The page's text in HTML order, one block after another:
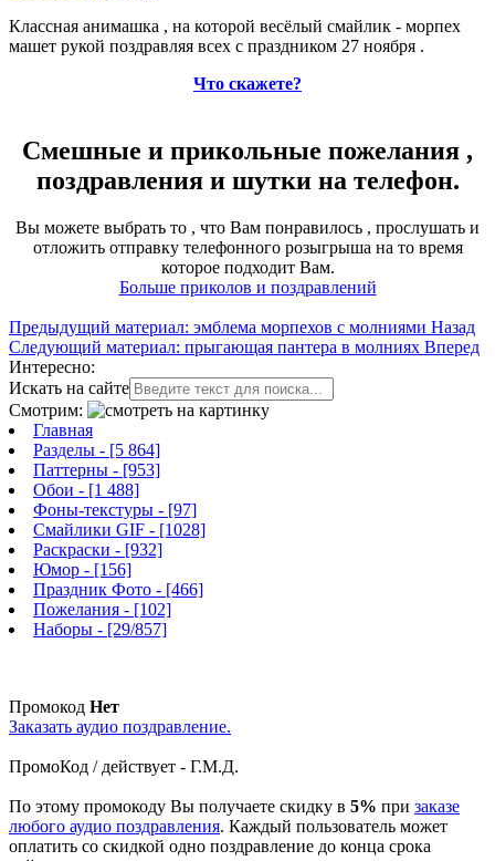
Классная анимашка , на которой весёлый смайлик - морпех
машет рукой поздравляя всех с праздником 27 ноября .
Что скажете?
Смешные и прикольные пожелания ,
поздравления и шутки на телефон.
Вы можете выбрать то , что Вам понравилось , прослушать и
отложить отправку телефонного розыгрыша на то время
которое подходит Вам.
Больше приколов и поздравлений
Предыдущий материал: эмблема морпехов с молниями Назад
Следующий материал: прыгающая пантера в молниях Вперед
Интересно:
Искать на сайте
Смотрим:
Главная
Разделы - [5 864]
Паттерны - [953]
Обои - [1 488]
Фоны-текстуры - [97]
Смайлики GIF - [1028]
Раскраски - [932]
Юмор - [156]
Праздник Фото - [466]
Пожелания - [102]
Наборы - [29/857]
Промокод Нет
Заказать аудио поздравление.
ПромоКод / действует - Г.М.Д.
По этому промокоду Вы получаете скидку в 5% при заказе
любого аудио поздравления. Каждый пользователь может
оплатить со скидкой одно поздравление до конца срока